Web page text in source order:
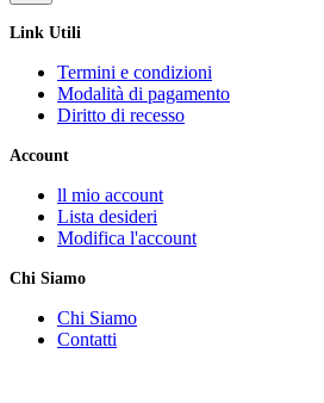
Link Utili
Termini e condizioni
Modalità di pagamento
Diritto di recesso
Account
ll mio account
Lista desideri
Modifica l'account
Chi Siamo
Chi Siamo
Contatti